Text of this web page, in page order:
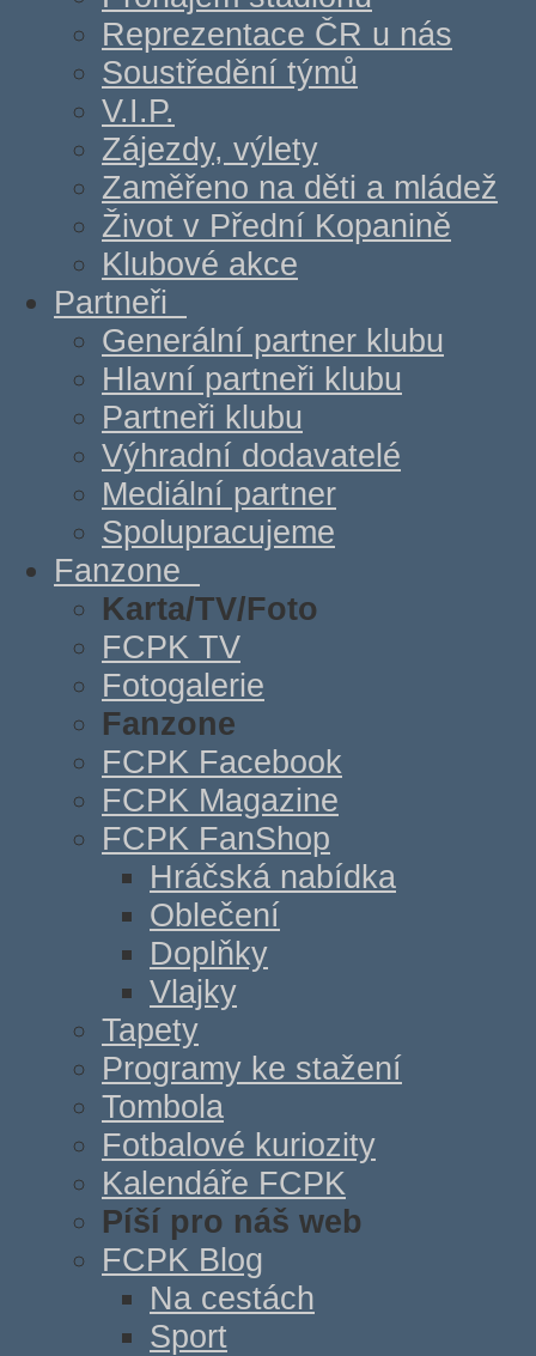
Reprezentace ČR u nás
Soustředění týmů
V.I.P.
Zájezdy, výlety
Zaměřeno na děti a mládež
Život v Přední Kopanině
Klubové akce
Partneři
Generální partner klubu
Hlavní partneři klubu
Partneři klubu
Výhradní dodavatelé
Mediální partner
Spolupracujeme
Fanzone
Karta/TV/Foto
FCPK TV
Fotogalerie
Fanzone
FCPK Facebook
FCPK Magazine
FCPK FanShop
Hráčská nabídka
Oblečení
Doplňky
Vlajky
Tapety
Programy ke stažení
Tombola
Fotbalové kuriozity
Kalendáře FCPK
Píší pro náš web
FCPK Blog
Na cestách
Sport